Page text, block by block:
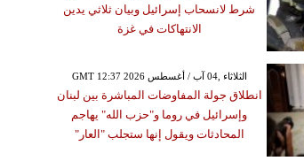
شرط لانسحاب إسرائيل وبيان ثلاثي يدين
الانتهاكات في غزة
GMT 12:37 2026 الثلاثاء ,04 آب / أغسطس
انطلاق جولة المفاوضات المباشرة بين لبنان
وإسرائيل في روما و"حزب الله" يهاجم
المحادثات ويقول إنها ستجلب "العار"